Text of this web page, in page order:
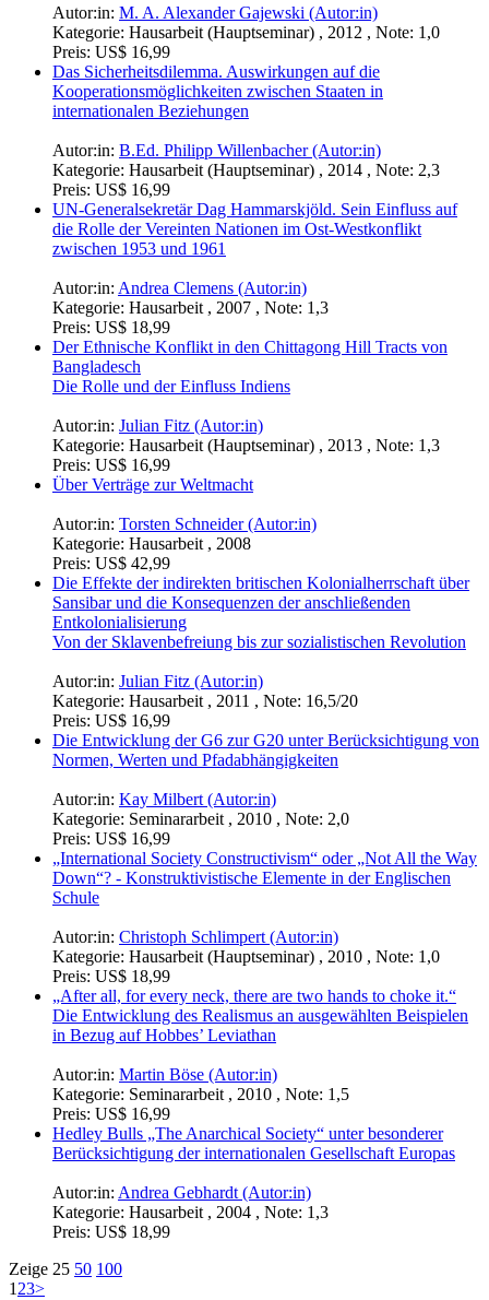
Autor:in: M. A. Alexander Gajewski (Autor:in)
Kategorie: Hausarbeit (Hauptseminar) , 2012 , Note: 1,0
Preis: US$ 16,99
Das Sicherheitsdilemma. Auswirkungen auf die
Kooperationsmöglichkeiten zwischen Staaten in
internationalen Beziehungen
Autor:in: B.Ed. Philipp Willenbacher (Autor:in)
Kategorie: Hausarbeit (Hauptseminar) , 2014 , Note: 2,3
Preis: US$ 16,99
UN-Generalsekretär Dag Hammarskjöld. Sein Einfluss auf
die Rolle der Vereinten Nationen im Ost-Westkonflikt
zwischen 1953 und 1961
Autor:in: Andrea Clemens (Autor:in)
Kategorie: Hausarbeit , 2007 , Note: 1,3
Preis: US$ 18,99
Der Ethnische Konflikt in den Chittagong Hill Tracts von
Bangladesch
Die Rolle und der Einfluss Indiens
Autor:in: Julian Fitz (Autor:in)
Kategorie: Hausarbeit (Hauptseminar) , 2013 , Note: 1,3
Preis: US$ 16,99
Über Verträge zur Weltmacht
Autor:in: Torsten Schneider (Autor:in)
Kategorie: Hausarbeit , 2008
Preis: US$ 42,99
Die Effekte der indirekten britischen Kolonialherrschaft über
Sansibar und die Konsequenzen der anschließenden
Entkolonialisierung
Von der Sklavenbefreiung bis zur sozialistischen Revolution
Autor:in: Julian Fitz (Autor:in)
Kategorie: Hausarbeit , 2011 , Note: 16,5/20
Preis: US$ 16,99
Die Entwicklung der G6 zur G20 unter Berücksichtigung von
Normen, Werten und Pfadabhängigkeiten
Autor:in: Kay Milbert (Autor:in)
Kategorie: Seminararbeit , 2010 , Note: 2,0
Preis: US$ 16,99
„International Society Constructivism“ oder „Not All the Way
Down“? - Konstruktivistische Elemente in der Englischen
Schule
Autor:in: Christoph Schlimpert (Autor:in)
Kategorie: Hausarbeit (Hauptseminar) , 2010 , Note: 1,0
Preis: US$ 18,99
„After all, for every neck, there are two hands to choke it.“
Die Entwicklung des Realismus an ausgewählten Beispielen
in Bezug auf Hobbes’ Leviathan
Autor:in: Martin Böse (Autor:in)
Kategorie: Seminararbeit , 2010 , Note: 1,5
Preis: US$ 16,99
Hedley Bulls „The Anarchical Society“ unter besonderer
Berücksichtigung der internationalen Gesellschaft Europas
Autor:in: Andrea Gebhardt (Autor:in)
Kategorie: Hausarbeit , 2004 , Note: 1,3
Preis: US$ 18,99
Zeige 25 50 100
123>